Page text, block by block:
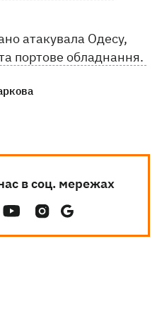
атакувала Одесу,
портове обладнання.
в соц. мережах